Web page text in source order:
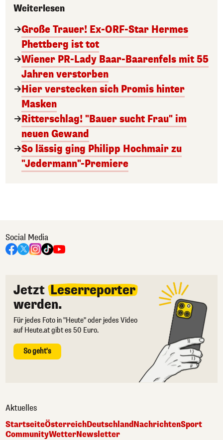
Weiterlesen
Große Trauer! Ex-ORF-Star Hermes
Phettberg ist tot
Wiener PR-Lady Baar-Baarenfels mit 55
Jahren verstorben
Hier verstecken sich Promis hinter
Masken
Ritterschlag! "Bauer sucht Frau" im
neuen Gewand
So lässig ging Philipp Hochmair zu
"Jedermann"-Premiere
Social Media
Jetzt Leserreporter
werden.
Für jedes Foto in "Heute" oder jedes Video
auf Heute.at gibt es 50 Euro.
So geht's
Aktuelles
StartseiteÖsterreichDeutschlandNachrichtenSport
CommunityWetterNewsletter